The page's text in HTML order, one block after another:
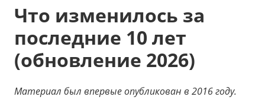
Что изменилось за
последние 10 лет
(обновление 2026)
Материал был впервые опубликован в 2016 году.